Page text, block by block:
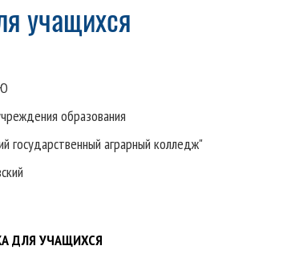
учащихся
образования
государственный аграрный колледж"
ДЛЯ УЧАЩИХСЯ